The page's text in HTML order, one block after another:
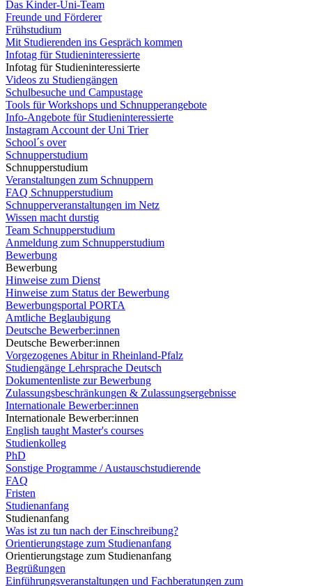
Das Kinder-Uni-Team
Freunde und Förderer
Frühstudium
Mit Studierenden ins Gespräch kommen
Infotag für Studieninteressierte
Infotag für Studieninteressierte
Videos zu Studiengängen
Schulbesuche und Campustage
Tools für Workshops und Schnupperangebote
Info-Angebote für Studieninteressierte
Instagram Account der Uni Trier
School´s over
Schnupperstudium
Schnupperstudium
Veranstaltungen zum Schnuppern
FAQ Schnupperstudium
Schnupperveranstaltungen im Netz
Wissen macht durstig
Team Schnupperstudium
Anmeldung zum Schnupperstudium
Bewerbung
Bewerbung
Hinweise zum Dienst
Hinweise zum Status der Bewerbung
Bewerbungsportal PORTA
Amtliche Beglaubigung
Deutsche Bewerber:innen
Deutsche Bewerber:innen
Vorgezogenes Abitur in Rheinland-Pfalz
Studiengänge Lehrsprache Deutsch
Dokumentenliste zur Bewerbung
Zulassungsbeschränkungen & Zulassungsergebnisse
Internationale Bewerber:innen
Internationale Bewerber:innen
English taught Master's courses
Studienkolleg
PhD
Sonstige Programme / Austauschstudierende
FAQ
Fristen
Studienanfang
Studienanfang
Was ist zu tun nach der Einschreibung?
Orientierungstage zum Studienanfang
Orientierungstage zum Studienanfang
Begrüßungen
Einführungsveranstaltungen und Fachberatungen zum